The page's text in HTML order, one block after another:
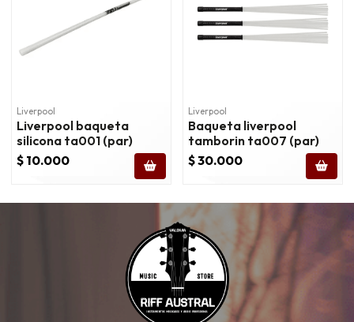
Liverpool
Liverpool baqueta
silicona ta001 (par)
$ 10.000
Liverpool
Baqueta liverpool
tamborin ta007 (par)
$ 30.000